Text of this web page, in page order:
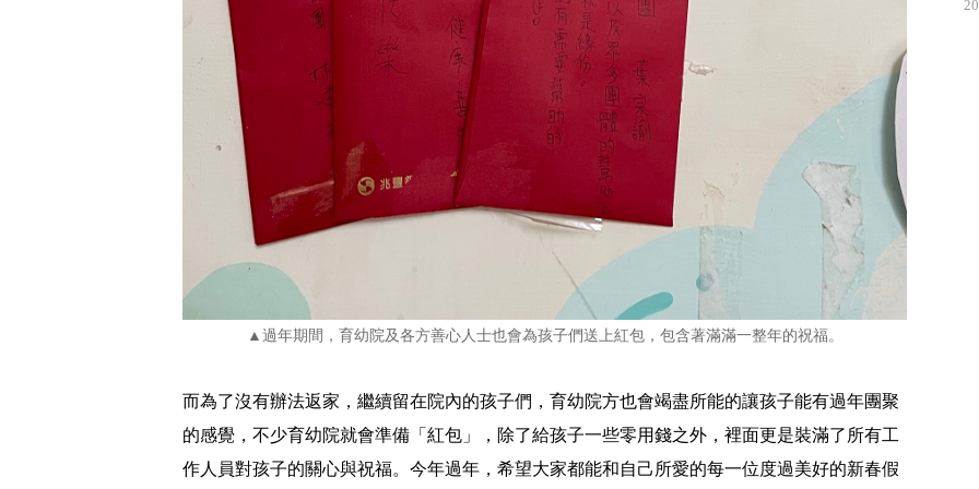
▲過年期間，育幼院及各方善心人士也會為孩子們送上紅包，包含著滿滿一整年的祝福。
而為了沒有辦法返家，繼續留在院內的孩子們，育幼院方也會竭盡所能的讓孩子能有過年團聚
的感覺，不少育幼院就會準備「紅包」，除了給孩子一些零用錢之外，裡面更是裝滿了所有工
作人員對孩子的關心與祝福。今年過年，希望大家都能和自己所愛的每一位度過美好的新春假